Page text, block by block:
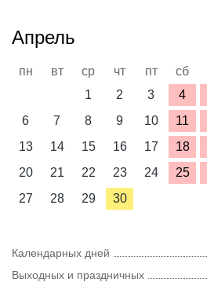
Апрель
пн вт ср чт пт сб
1
2 3 4
6
7 8 9 10 11
13
14 15 16 17 18
20
21 22 23 24 25
27
28 29 30
Календарных дней
Выходных и праздничных